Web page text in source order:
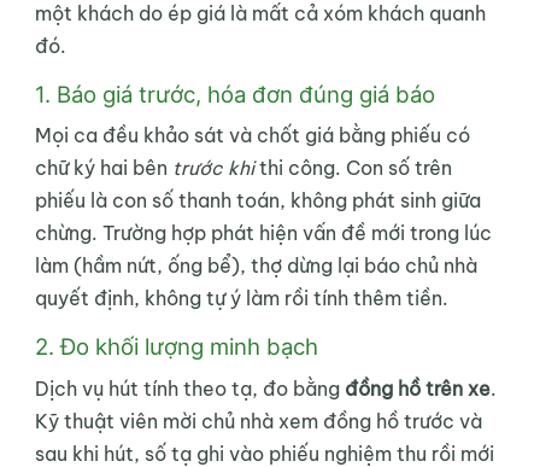
một khách do ép giá là mất cả xóm khách quanh
đó.
1. Báo giá trước, hóa đơn đúng giá báo
Mọi ca đều khảo sát và chốt giá bằng phiếu có
chữ ký hai bên trước khithi công. Con số trên
phiếu là con số thanh toán, không phát sinh giữa
chừng. Trường hợp phát hiện vấn đề mới trong lúc
làm (hầm nứt, ống bể), thợ dừng lại báo chủ nhà
quyết định, không tự ý làm rồi tính thêm tiền.
2. Đo khối lượng minh bạch
Dịch vụ hút tính theo tạ, đo bằng đồng hồ trên xe.
Kỹ thuật viên mời chủ nhà xem đồng hồ trước và
sau khi hút, số tạ ghi vào phiếu nghiệm thu rồi mới